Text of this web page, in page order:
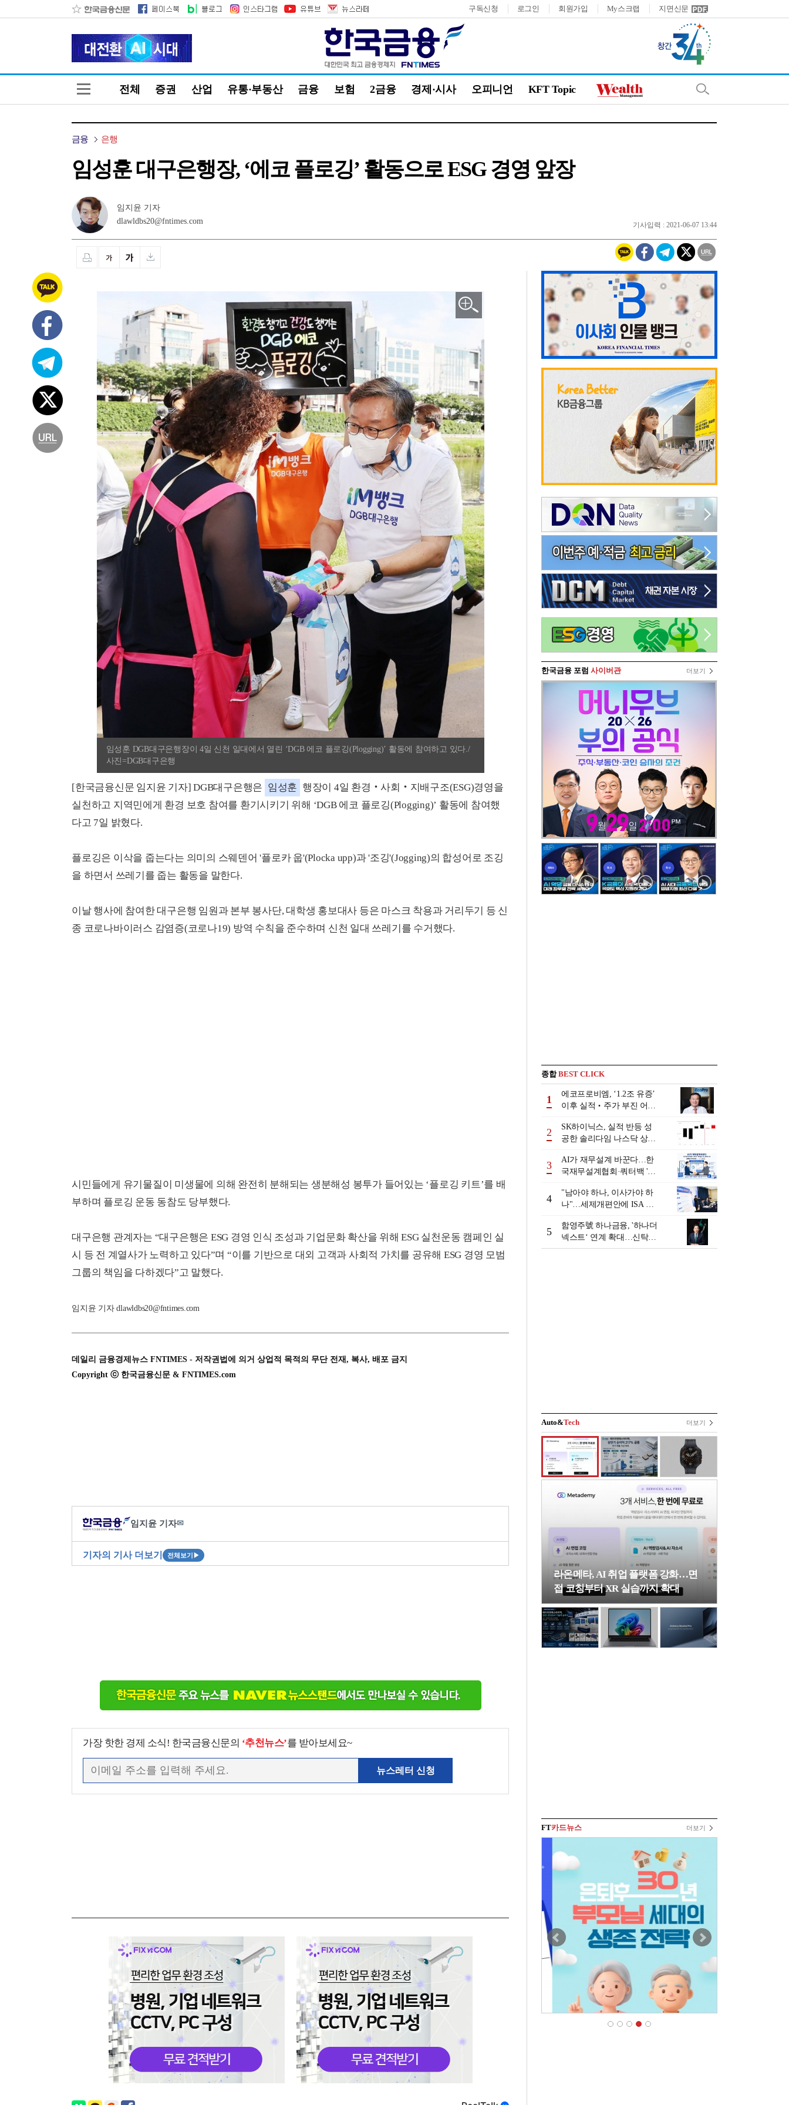
구독신청 로그인 회원가입 My스크랩 지면신문
전체 증권 산업 유통·부동산 금융 보험 2금융 경제·시사 오피니언 KFT Topic
금융 은행
임성훈 대구은행장, ‘에코 플로깅’ 활동으로 ESG 경영 앞장
임지윤 기자
dlawldbs20@fntimes.com
기사입력 : 2021-06-07 13:44
임성훈 DGB대구은행장이 4일 신천 일대에서 열린 ‘DGB 에코 플로깅(Plogging)’ 활동에 참여하고 있다./
사진=DGB대구은행
[한국금융신문 임지윤 기자] DGB대구은행은 임성훈 행장이 4일 환경‧사회‧지배구조(ESG)경영을
실천하고 지역민에게 환경 보호 참여를 환기시키기 위해 ‘DGB 에코 플로깅(Plogging)’ 활동에 참여했
다고 7일 밝혔다.
플로깅은 이삭을 줍는다는 의미의 스웨덴어 '플로카 웁'(Plocka upp)과 '조깅'(Jogging)의 합성어로 조깅
을 하면서 쓰레기를 줍는 활동을 말한다.
이날 행사에 참여한 대구은행 임원과 본부 봉사단, 대학생 홍보대사 등은 마스크 착용과 거리두기 등 신
종 코로나바이러스 감염증(코로나19) 방역 수칙을 준수하며 신천 일대 쓰레기를 수거했다.
시민들에게 유기물질이 미생물에 의해 완전히 분해되는 생분해성 봉투가 들어있는 ‘플로깅 키트’를 배
부하며 플로깅 운동 동참도 당부했다.
대구은행 관계자는 “대구은행은 ESG 경영 인식 조성과 기업문화 확산을 위해 ESG 실천운동 캠페인 실
시 등 전 계열사가 노력하고 있다”며 “이를 기반으로 대외 고객과 사회적 가치를 공유해 ESG 경영 모범
그룹의 책임을 다하겠다”고 말했다.
임지윤 기자 dlawldbs20@fntimes.com
데일리 금융경제뉴스 FNTIMES - 저작권법에 의거 상업적 목적의 무단 전재, 복사, 배포 금지
Copyright ⓒ 한국금융신문 & FNTIMES.com
임지윤 기자✉
기자의 기사 더보기 전체보기 ▶
가장 핫한 경제 소식! 한국금융신문의 ‘추천뉴스’를 받아보세요~
뉴스레터 신청
한국금융 포럼 사이버관 더보기
종합BEST CLICK
1
에코프로비엠, ‘1.2조 유증’
이후 실적‧주가 부진 어쩌
2
SK하이닉스, 실적 반등 성
공한 솔리다임 나스닥 상장
3
AI가 재무설계 바꾼다…한
국재무설계협회·쿼터백 '베
4
"남아야 하나, 이사가야 하
나"…세제개편안에 ISA 투
5
함영주號 하나금융, '하나더
넥스트‘ 연계 확대…신탁수
수료 2배 증가 효과 [금융 시
Auto&Tech 더보기
라온메타, AI 취업 플랫폼 강화…면
접 코칭부터 XR 실습까지 확대
FT카드뉴스 더보기